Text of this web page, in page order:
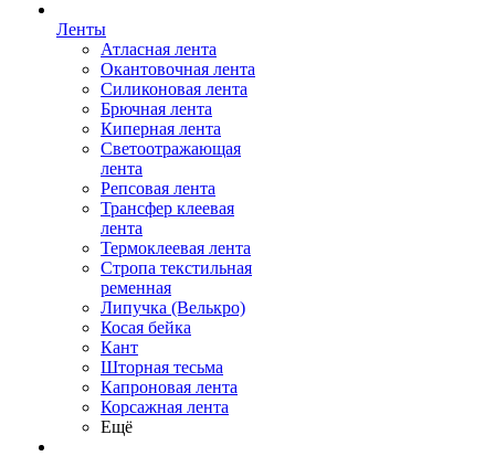
Ленты
Атласная лента
Окантовочная лента
Силиконовая лента
Брючная лента
Киперная лента
Светоотражающая
лента
Репсовая лента
Трансфер клеевая
лента
Термоклеевая лента
Стропа текстильная
ременная
Липучка (Велькро)
Косая бейка
Кант
Шторная тесьма
Капроновая лента
Корсажная лента
Ещё